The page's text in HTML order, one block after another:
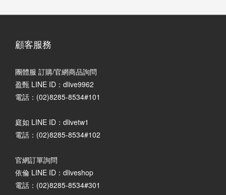
顧客服務
團體服 訂購/官網商品詢問
盈甄 LINE ID：dlive9962
電話：(02)8285-8534#101
庭如 LINE ID：dlivetw1
電話：(02)8285-8534#102
官網訂單詢問
依倫 LINE ID：dliveshop
電話：(02)8285-8534#301